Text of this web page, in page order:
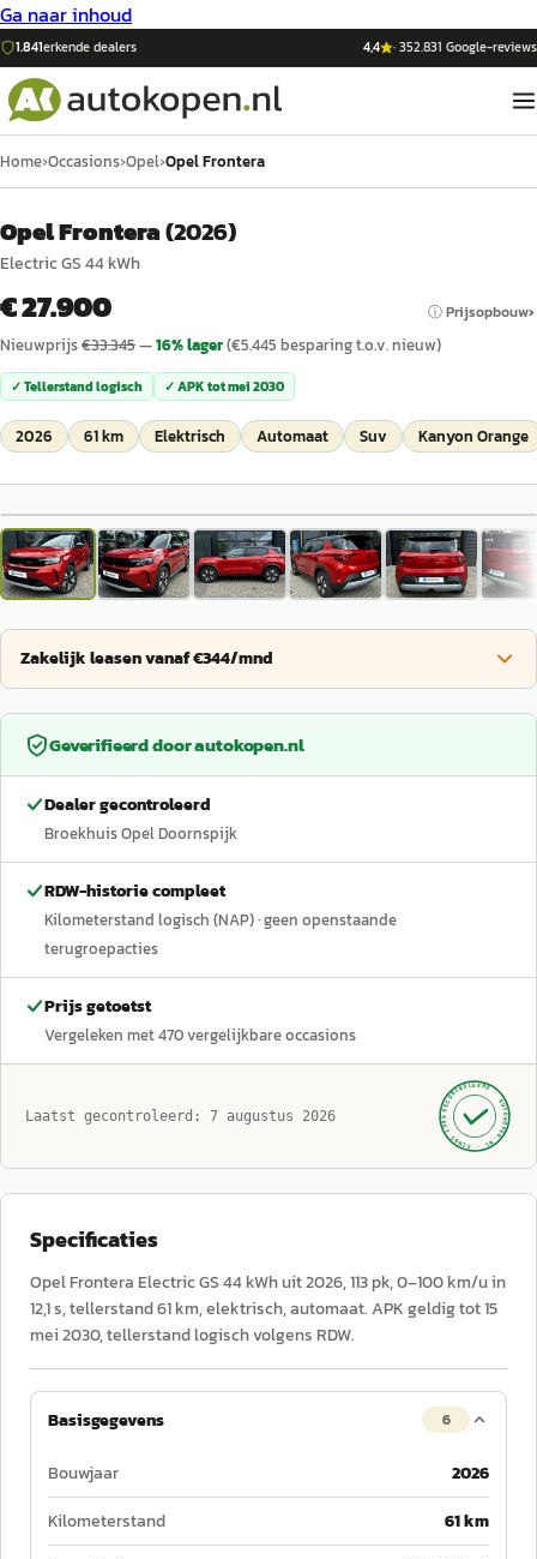
Ga naar inhoud
1.841erkende dealers 4,4 ·352.831 Google-reviews
Home›Occasions›Opel›Opel Frontera
Opel Frontera(2026)
Electric GS 44 kWh
€ 27.900 ⓘ Prijsopbouw
Nieuwprijs€33.345—16% lager(€5.445 besparing t.o.v. nieuw)
✓ Tellerstand logisch ✓ APK totmei 2030
2026 61 km Elektrisch Automaat Suv Kanyon Orange
1/34
Zakelijk leasen vanaf €344/mnd
Geverifieerd doorautokopen.nl
Dealer gecontroleerd
Broekhuis Opel Doornspijk
RDW-historie compleet
Kilometerstand logisch (NAP)· geen openstaande
terugroepacties
Prijs getoetst
Vergeleken met470vergelijkbare occasions
Laatst gecontroleerd: 7 augustus 2026 GECONTROLEERD ·
AUTOKOPEN.NL
· SINDS 1999 ·
Specificaties
Opel Frontera Electric GS 44 kWh uit 2026, 113 pk, 0–100 km/u in
12,1 s, tellerstand 61 km, elektrisch, automaat. APK geldig tot 15
mei 2030, tellerstand logisch volgens RDW.
Basisgegevens 6
Bouwjaar
2026
Kilometerstand
61 km